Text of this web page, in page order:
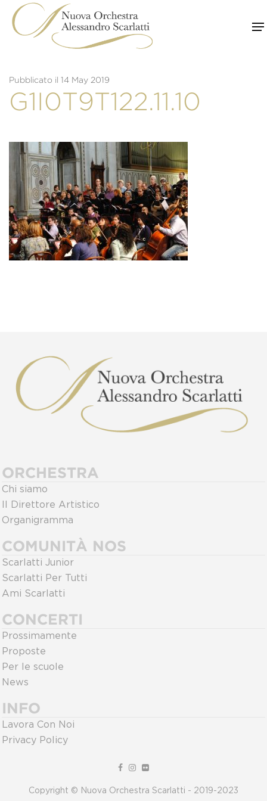
content
Pubblicato il 14 May 2019
G1I0T9T122.11.10
ORCHESTRA
Chi siamo
Il Direttore Artistico
Organigramma
COMUNITÀ NOS
Scarlatti Junior
Scarlatti Per Tutti
Ami Scarlatti
CONCERTI
Prossimamente
Proposte
Per le scuole
News
INFO
Lavora Con Noi
Privacy Policy
Copyright © Nuova Orchestra Scarlatti - 2019-2023